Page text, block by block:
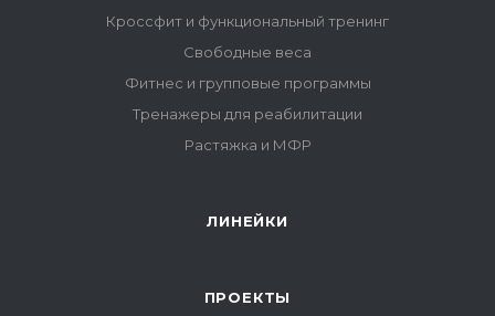
Кроссфит и функциональный тренинг
Свободные веса
Фитнес и групповые программы
Тренажеры для реабилитации
Растяжка и МФР
ЛИНЕЙКИ
ПРОЕКТЫ